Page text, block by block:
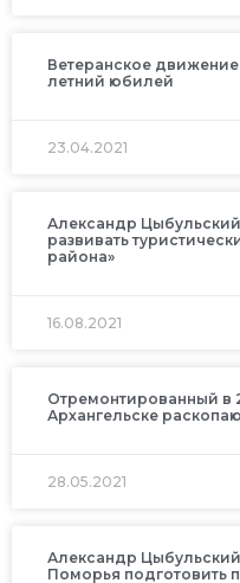
Ветеранское
летний юбилей
23.04.2021
Александр
развивать
района»
16.08.2021
Отремонтированный в
Архангельске
28.05.2021
Александр
Поморья подготовить